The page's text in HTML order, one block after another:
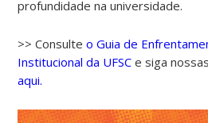
profundidade na universidade.
>> Consulteo Guia de
Institucional da UFSC e siga
aqui.
02:00